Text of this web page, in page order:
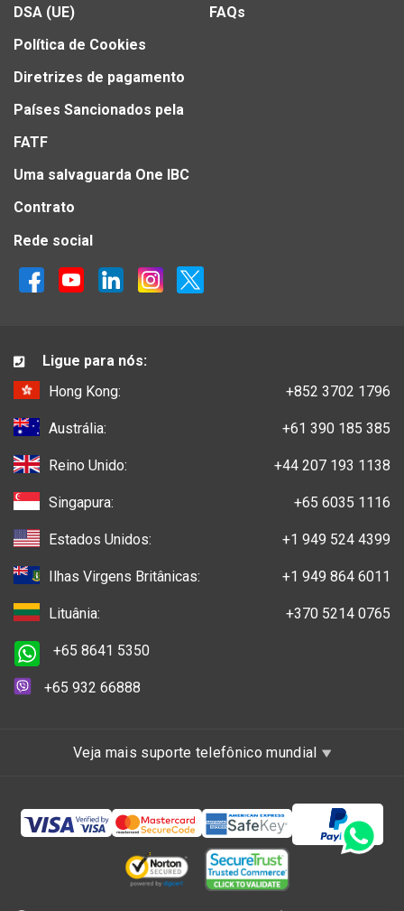
DSA (UE)
Política de Cookies
Diretrizes de pagamento
Países Sancionados pela
FATF
Uma salvaguarda One IBC
Contrato
FAQs
Rede social
Ligue para nós:
Hong Kong:
+852 3702 1796
Austrália: +61 390 185 385
Reino Unido: +44 207 193 1138
Singapura: +65 6035 1116
Estados Unidos: +1 949 524 4399
Ilhas Virgens Britânicas: +1 949 864 6011
Lituânia: +370 5214 0765
+65 8641 5350
+65 932 66888
Veja mais suporte telefônico mundial